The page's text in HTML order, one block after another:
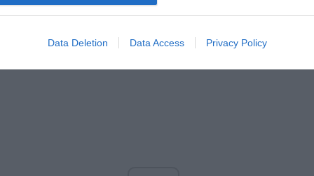
Data Deletion Data Access Privacy Policy
dla milionów polskich rodzin. ZUS wypłacił już 173 mln
wciąż można składać